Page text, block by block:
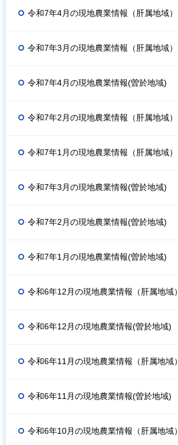
令和7年4月の現地農業情報（肝属地域）
令和7年3月の現地農業情報（肝属地域）
令和7年4月の現地農業情報(曽於地域)
令和7年2月の現地農業情報（肝属地域）
令和7年1月の現地農業情報（肝属地域）
令和7年3月の現地農業情報(曽於地域)
令和7年2月の現地農業情報(曽於地域)
令和7年1月の現地農業情報(曽於地域)
令和6年12月の現地農業情報（肝属地域）
令和6年12月の現地農業情報(曽於地域)
令和6年11月の現地農業情報（肝属地域）
令和6年11月の現地農業情報(曽於地域)
令和6年10月の現地農業情報（肝属地域）